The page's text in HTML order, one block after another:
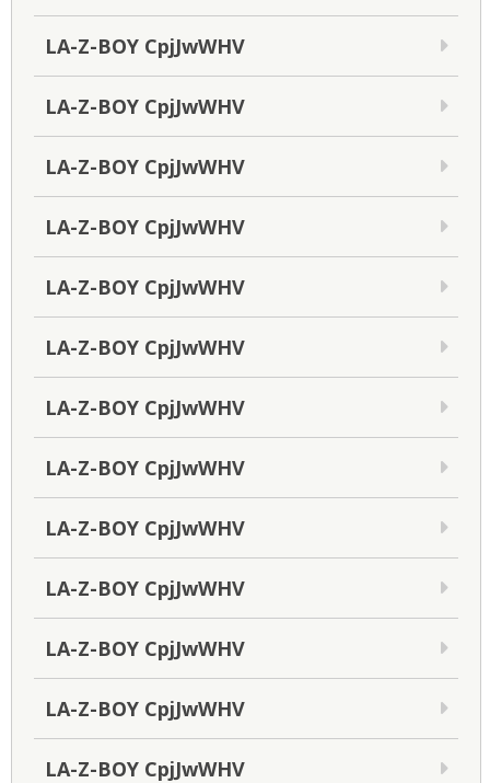
LA-Z-BOY CpjJwWHV
LA-Z-BOY CpjJwWHV
LA-Z-BOY CpjJwWHV
LA-Z-BOY CpjJwWHV
LA-Z-BOY CpjJwWHV
LA-Z-BOY CpjJwWHV
LA-Z-BOY CpjJwWHV
LA-Z-BOY CpjJwWHV
LA-Z-BOY CpjJwWHV
LA-Z-BOY CpjJwWHV
LA-Z-BOY CpjJwWHV
LA-Z-BOY CpjJwWHV
LA-Z-BOY CpjJwWHV